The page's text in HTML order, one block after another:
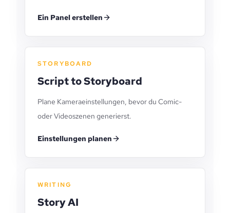
Ein Panel erstellen
STORYBOARD
Script to Storyboard
Plane Kameraeinstellungen, bevor du Comic-
oder Videoszenen generierst.
Einstellungen planen
WRITING
Story AI